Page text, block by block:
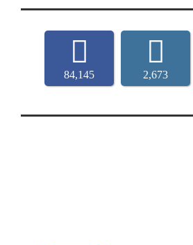
84,145 2,673